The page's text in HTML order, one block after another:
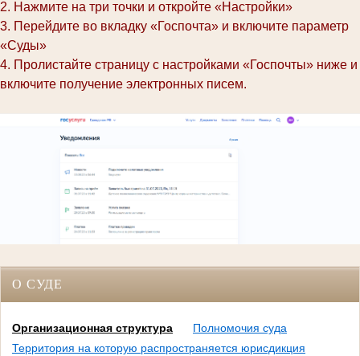
2. Нажмите на три точки и откройте «Настройки»
3. Перейдите во вкладку «Госпочта» и включите параметр
«Суды»
4. Пролистайте страницу с настройками «Госпочты» ниже и
включите получение электронных писем.
О СУДЕ
Организационная структура
Полномочия суда
Территория на которую распространяется юрисдикция